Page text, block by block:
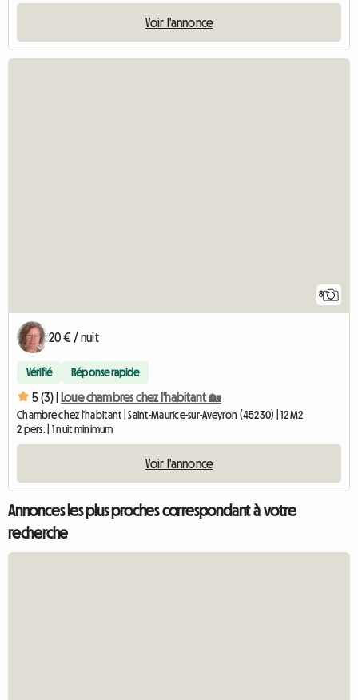
Voir l'annonce
8
20 € / nuit
Vérifié Réponse rapide
5 (3) | Loue chambres chez l'habitant 🏡
Chambre chez l'habitant | Saint-Maurice-sur-Aveyron (45230) | 12 M2
2 pers. | 1 nuit minimum
Voir l'annonce
Annonces les plus proches correspondant à votre
recherche